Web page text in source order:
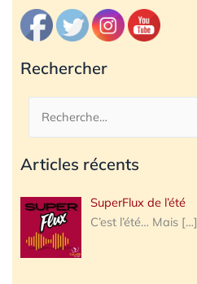
Rechercher
Rechercher :
Articles récents
SuperFlux de l’été
C’est l’été… Mais […]